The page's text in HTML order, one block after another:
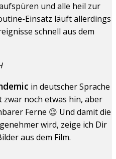
und alle heil zur
Einsatz läuft allerdings
schnell aus dem
in deutscher Sprache
zwar noch etwas hin, aber
Ferne 😉 Und damit die
wird, zeige ich Dir
aus dem Film.